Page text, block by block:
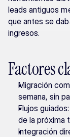
leads antiguos
que antes se
ingresos.
Factores
Migración
semana, sin
Flujos
de la próxima
Integración